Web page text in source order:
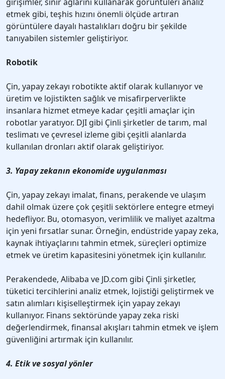
etmek gibi, teşhis hızını önemli ölçüde artıran
görüntülere dayalı hastalıkları doğru bir şekilde
tanıyabilen sistemler geliştiriyor.
Robotik
Çin, yapay zekayı robotikte aktif olarak kullanıyor ve
üretim ve lojistikten sağlık ve misafirperverlikte
insanlara hizmet etmeye kadar çeşitli amaçlar için
robotlar yaratıyor. DJI gibi Çinli şirketler de tarım, mal
teslimatı ve çevresel izleme gibi çeşitli alanlarda
kullanılan dronları aktif olarak geliştiriyor.
3. Yapay zekanın ekonomide uygulanması
Çin, yapay zekayı imalat, finans, perakende ve ulaşım
dahil olmak üzere çok çeşitli sektörlere entegre etmeyi
hedefliyor. Bu, otomasyon, verimlilik ve maliyet azaltma
için yeni fırsatlar sunar. Örneğin, endüstride yapay zeka,
kaynak ihtiyaçlarını tahmin etmek, süreçleri optimize
etmek ve üretim kapasitesini yönetmek için kullanılır.
Perakendede, Alibaba ve JD.com gibi Çinli şirketler,
tüketici tercihlerini analiz etmek, lojistiği geliştirmek ve
satın alımları kişiselleştirmek için yapay zekayı
kullanıyor. Finans sektöründe yapay zeka riski
değerlendirmek, finansal akışları tahmin etmek ve işlem
güvenliğini artırmak için kullanılır.
4. Etik ve sosyal yönler